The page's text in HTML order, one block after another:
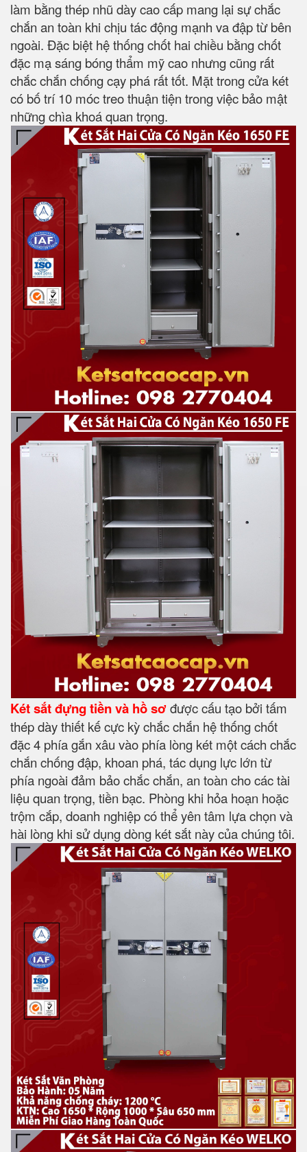
làm bằng thép nhũ dày cao cấp mang lại sự chắc
chắn an toàn khi chịu tác động mạnh va đập từ bên
ngoài. Đặc biệt hệ thống chốt hai chiều bằng chốt
đặc mạ sáng bóng thẩm mỹ cao nhưng cũng rất
chắc chắn chống cạy phá rất tốt. Mặt trong cửa két
có bố trí 10 móc treo thuận tiện trong việc bảo mật
những chìa khoá quan trọng.
Két sắt đựng tiền và hồ sơđược cấu tạo bởi tấm
thép dày thiết kế cực kỳ chắc chắn hệ thống chốt
đặc 4 phía gắn xâu vào phía lòng két một cách chắc
chắn chống đập, khoan phá, tác dụng lực lớn từ
phía ngoài đảm bảo chắc chắn, an toàn cho các tài
liệu quan trọng, tiền bạc. Phòng khi hỏa hoạn hoặc
trộm cắp, doanh nghiệp có thể yên tâm lựa chọn và
hài lòng khi sử dụng dòng két sắt này của chúng tôi.